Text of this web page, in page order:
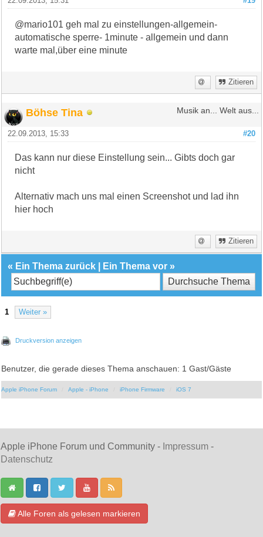
@mario101 geh mal zu einstellungen-allgemein-
automatische sperre- 1minute - allgemein und dann
warte mal,über eine minute
Zitieren
Böhse Tina Musik an... Welt aus...
#20
22.09.2013, 15:33
Das kann nur diese Einstellung sein... Gibts doch gar
nicht
Alternativ mach uns mal einen Screenshot und lad ihn
hier hoch
Zitieren
« Ein Thema zurück Ein Thema vor »
1 Weiter »
Druckversion anzeigen
Benutzer, die gerade dieses Thema anschauen: 1 Gast/Gäste
Apple iPhone Forum Apple - iPhone iPhone Firmware iOS 7
Apple iPhone Forum und Community - Impressum -
Datenschutz
Alle Foren als gelesen markieren